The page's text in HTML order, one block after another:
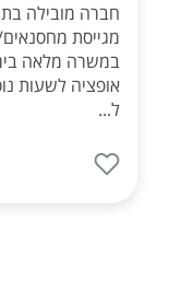
חברה מובילה
מגייסת
אופציה לשעות
ל...